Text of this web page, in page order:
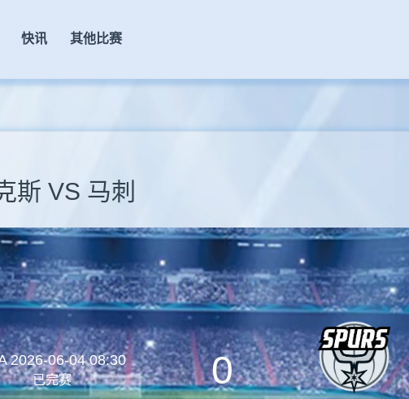
快讯 其他比赛
斯 VS 马刺
2026-06-04 08:30
已完赛 0